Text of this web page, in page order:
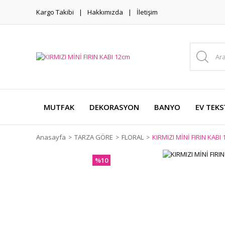
Kargo Takibi Hakkımızda İletişim
MUTFAK DEKORASYON BANYO EV
Anasayfa TARZA GÖRE FLORAL KIRMIZI MİNİ FIRIN KABI
%10